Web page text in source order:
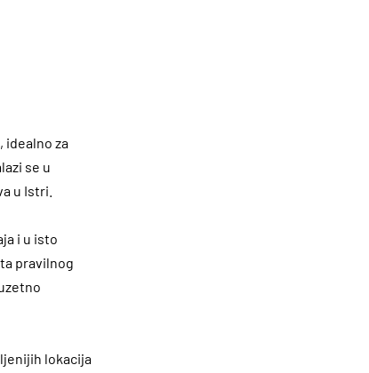
idealno za
se u
u Istri.
i u isto
pravilnog
lokacija